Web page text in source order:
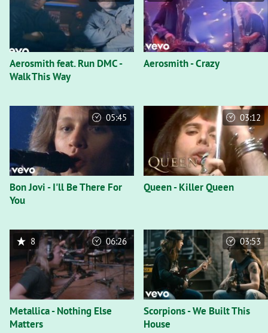
Aerosmith feat. Run DMC -
Walk This Way
Aerosmith - Crazy
Bon Jovi - I'll Be There For
You
05:45
Queen - Killer Queen
03:12
Metallica - Nothing Else
Matters
8 06:26
Scorpions - We Built This
House
03:53